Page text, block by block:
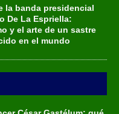
la banda presidencial
De La Espriella:
y el arte de un sastre
en el mundo